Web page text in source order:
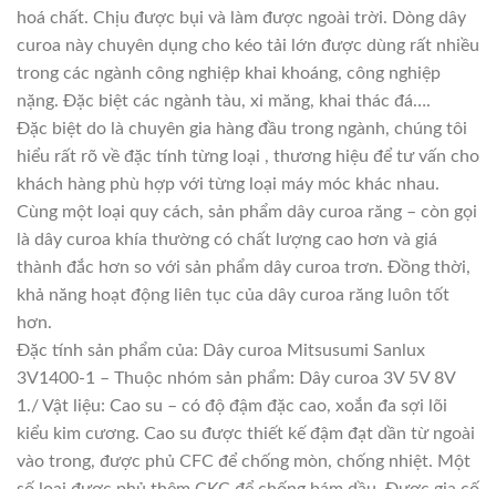
hoá chất. Chịu được bụi và làm được ngoài trời. Dòng dây
curoa này chuyên dụng cho kéo tải lớn được dùng rất nhiều
trong các ngành công nghiệp khai khoáng, công nghiệp
nặng. Đặc biệt các ngành tàu, xi măng, khai thác đá….
Đặc biệt do là chuyên gia hàng đầu trong ngành, chúng tôi
hiểu rất rõ về đặc tính từng loại , thương hiệu để tư vấn cho
khách hàng phù hợp với từng loại máy móc khác nhau.
Cùng một loại quy cách, sản phẩm dây curoa răng – còn gọi
là dây curoa khía thường có chất lượng cao hơn và giá
thành đắc hơn so với sản phẩm dây curoa trơn. Đồng thời,
khả năng hoạt động liên tục của dây curoa răng luôn tốt
hơn.
Đặc tính sản phẩm của: Dây curoa Mitsusumi Sanlux
3V1400-1 – Thuộc nhóm sản phẩm: Dây curoa 3V 5V 8V
1./ Vật liệu: Cao su – có độ đậm đặc cao, xoắn đa sợi lõi
kiểu kim cương. Cao su được thiết kế đậm đạt dần từ ngoài
vào trong, được phủ CFC để chống mòn, chống nhiệt. Một